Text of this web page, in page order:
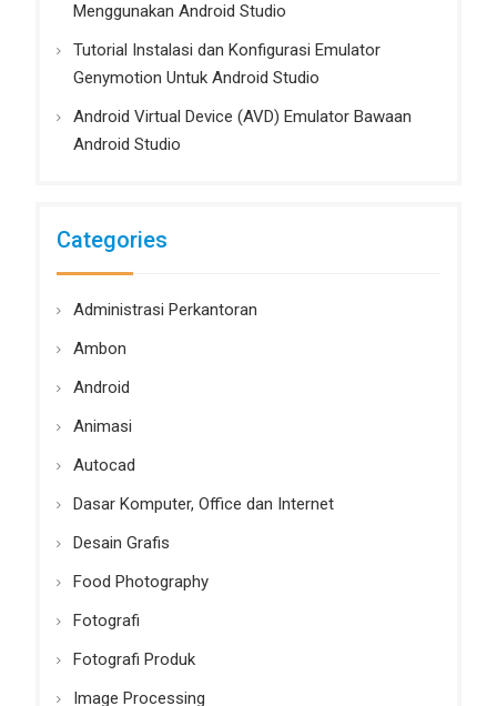
Menggunakan Android Studio
Tutorial Instalasi dan Konfigurasi Emulator
Genymotion Untuk Android Studio
Android Virtual Device (AVD) Emulator Bawaan
Android Studio
Categories
Administrasi Perkantoran
Ambon
Android
Animasi
Autocad
Dasar Komputer, Office dan Internet
Desain Grafis
Food Photography
Fotografi
Fotografi Produk
Image Processing